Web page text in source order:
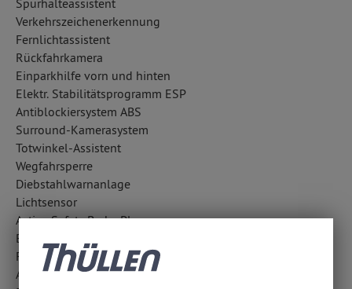
Spurhalteassistent
Verkehrszeichenerkennung
Fernlichtassistent
Rückfahrkamera
Einparkhilfe vorn und hinten
Elektr. Stabilitätsprogramm ESP
Antiblockiersystem ABS
Surround-Kamerasystem
Totwinkel-Assistent
Wegfahrsperre
Diebstahlwarnanlage
Lichtsensor
Active Safety Brake Plus
Berganfahrhilfe
Fahrlichtautomatik
Außentemperatur Anzeige